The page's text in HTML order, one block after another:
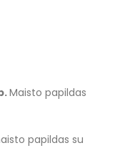
Maisto papildas
papildas su